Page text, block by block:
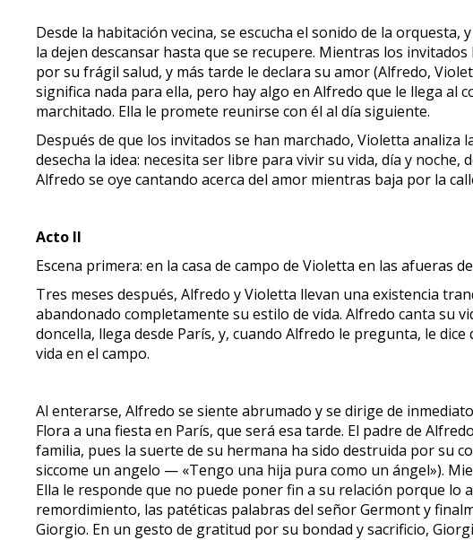
Desde la habitación vecina, se escucha el sonido de la
la dejen descansar hasta que se recupere. Mientras los
por su frágil salud, y más tarde le declara su amor (Alfredo,
significa nada para ella, pero hay algo en Alfredo que le llega al
marchitado. Ella le promete reunirse con él al día siguiente.
Después de que los invitados se han marchado, Violetta
desecha la idea: necesita ser libre para vivir su vida, día y
Alfredo se oye cantando acerca del amor mientras baja por la
Acto II
Escena primera: en la casa de campo de Violetta en las afueras
Tres meses después, Alfredo y Violetta llevan una existencia
abandonado completamente su estilo de vida. Alfredo canta su
doncella, llega desde París, y, cuando Alfredo le pregunta, le
vida en el campo.
Al enterarse, Alfredo se siente abrumado y se dirige de
Flora a una fiesta en París, que será esa tarde. El padre de
familia, pues la suerte de su hermana ha sido destruida por su
siccome un angelo — «Tengo una hija pura como un ángel»).
Ella le responde que no puede poner fin a su relación porque lo
remordimiento, las patéticas palabras del señor Germont y
Giorgio. En un gesto de gratitud por su bondad y sacrificio,